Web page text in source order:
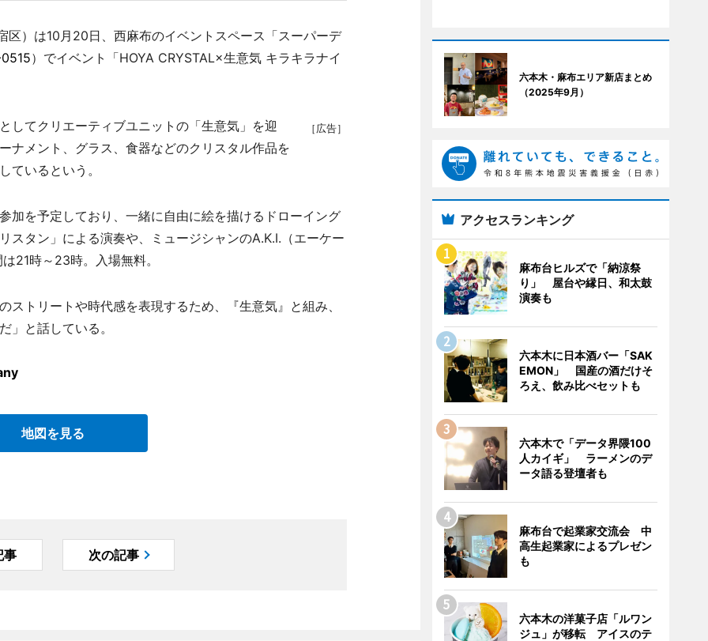
）は10月20日、西麻布のイベントスペース「スーパーデ
）でイベント「HOYA CRYSTAL×生意気 キラキラナイ
［広告］
てクリエーティブユニットの「生意気」を迎
ナメント、グラス、食器などのクリスタル作品を
ているという。
を予定しており、一緒に自由に絵を描けるドローイング
スタン」による演奏や、ミュージシャンのA.K.I.（エーケー
21時～23時。入場無料。
トリートや時代感を表現するため、『生意気』と組み、
」と話している。
地図を見る
事 次の記事
六本木・麻布エリア新店まとめ
（2025年9月）
アクセスランキング
麻布台ヒルズで「納涼祭
り」 屋台や縁日、和太鼓
演奏も
六本木に日本酒バー「SAK
EMON」 国産の酒だけそ
ろえ、飲み比べセットも
六本木で「データ界隈100
人カイギ」 ラーメンのデ
ータ語る登壇者も
麻布台で起業家交流会 中
高生起業家によるプレゼン
も
六本木の洋菓子店「ルワン
ジュ」が移転 アイスのテ